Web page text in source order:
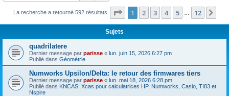
c
La recherche a retourné 592 résultats Page 1sur12
1 2 3 4 5 12
Sujets
quadrilatere
Dernier message par parisse « lun. juin 15, 2026 6:27 pm
Publié dans Géométrie
Numworks Upsilon/Delta: le retour des firmwares tiers
Dernier message par parisse « lun. mai 18, 2026 6:28 pm
Publié dans KhiCAS: Xcas pour calculatrices HP, Numworks, Casio, TI83 et
Nspire